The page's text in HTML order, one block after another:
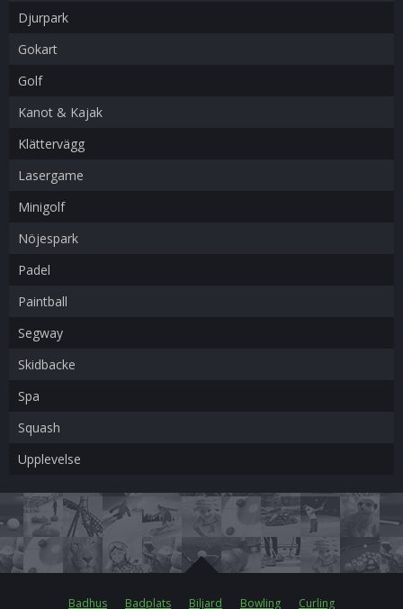
Djurpark
Gokart
Golf
Kanot & Kajak
Klättervägg
Lasergame
Minigolf
Nöjespark
Padel
Paintball
Segway
Skidbacke
Spa
Squash
Upplevelse
Badhus Badplats Biljard Bowling Curling